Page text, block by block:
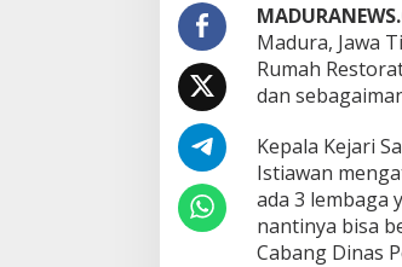
Madura, Jawa
Rumah
dan
Kepala Kejari
Istiawan
ada 3 lembaga
nantinya bisa
Cabang Dinas